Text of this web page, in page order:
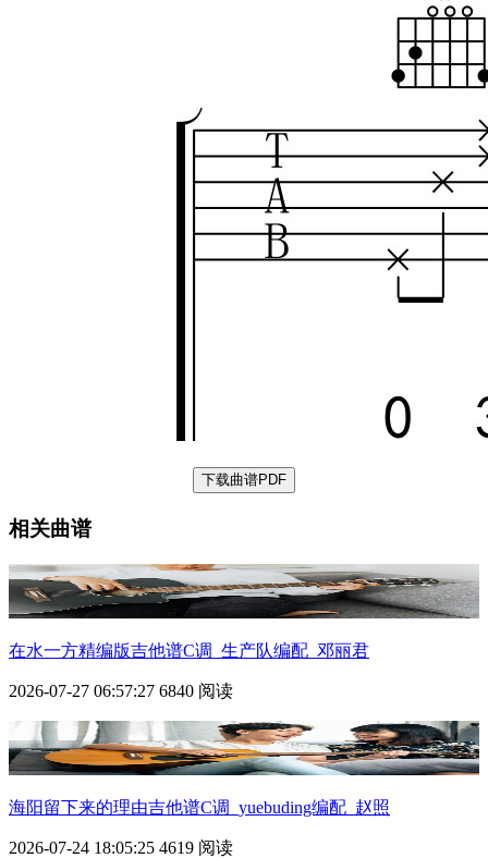
下载曲谱PDF
相关曲谱
在水一方精编版吉他谱C调_生产队编配_邓丽君
2026-07-27 06:57:27 6840 阅读
海阳留下来的理由吉他谱C调_yuebuding编配_赵照
2026-07-24 18:05:25 4619 阅读